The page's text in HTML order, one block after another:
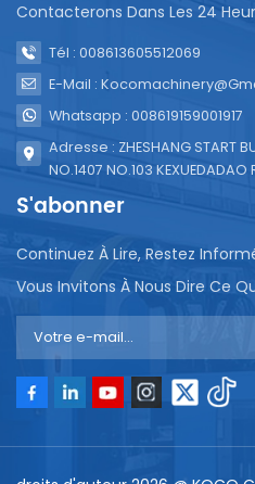
Contacterons Dans Les 24
Tél : 008613605512069
E-Mail :
Whatsapp : 008619159001917
Adresse : ZHESHANG START
NO.1407 NO.103 KEXUEDADAO
S'abonner
Continuez À Lire, Restez
Vous Invitons À Nous Dire Ce